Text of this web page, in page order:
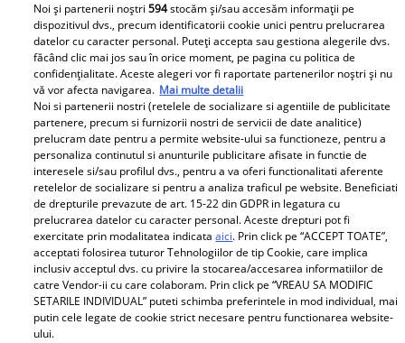
Andreea Esca, mesaj emoționat de ziua
fiului ei. Aris Eram a împlinit 23 de ani:
„Te-ai transformat într-un bărbat
șarmant și înțelept”
Noi și partenerii noștri594stocăm și/sau accesăm informații pe
dispozitivul dvs., precum identificatorii cookie unici pentru prelucrarea
datelor cu caracter personal. Puteți accepta sau gestiona alegerile dvs.
făcând clic mai jos sau în orice moment, pe pagina cu politica de
confidențialitate. Aceste alegeri vor fi raportate partenerilor noștri și nu
vă vor afecta navigarea. Mai multe detalii
Noi si partenerii nostri (retelele de socializare si agentiile de publicitate
partenere, precum si furnizorii nostri de servicii de date analitice)
prelucram date pentru a permite website-ului sa functioneze, pentru a
personaliza continutul si anunturile publicitare afisate in functie de
interesele si/sau profilul dvs., pentru a va oferi functionalitati aferente
retelelor de socializare si pentru a analiza traficul pe website. Beneficiati
de drepturile prevazute de art. 15-22 din GDPR in legatura cu
prelucrarea datelor cu caracter personal. Aceste drepturi pot fi
exercitate prin modalitatea indicataaici. Prin click pe “ACCEPT TOATE”,
acceptati folosirea tuturor Tehnologiilor de tip Cookie, care implica
inclusiv acceptul dvs. cu privire la stocarea/accesarea informatiilor de
catre Vendor-ii cu care colaboram. Prin click pe “VREAU SA MODIFIC
SETARILE INDIVIDUAL” puteti schimba preferintele in mod individual, mai
putin cele legate de cookie strict necesare pentru functionarea website-
ului.